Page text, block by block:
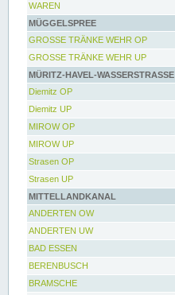
WAREN
MÜGGELSPREE
GROSSE TRÄNKE WEHR OP
GROSSE TRÄNKE WEHR UP
MÜRITZ-HAVEL-WASSERSTRASSE
Diemitz OP
Diemitz UP
MIROW OP
MIROW UP
Strasen OP
Strasen UP
MITTELLANDKANAL
ANDERTEN OW
ANDERTEN UW
BAD ESSEN
BERENBUSCH
BRAMSCHE